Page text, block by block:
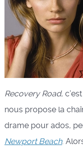
Recovery Road,
nous propose la
drame pour ados,
Newport Beach.